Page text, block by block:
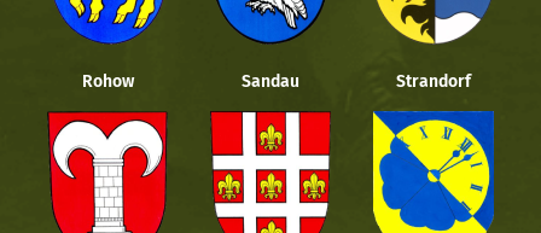
Rohow Sandau Strandorf